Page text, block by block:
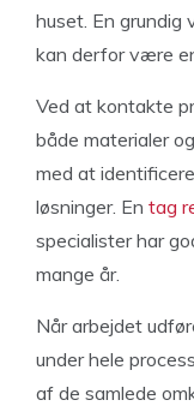
huset. En grundig
kan derfor være
Ved at kontakte
både materialer
med at
løsninger. En tag
specialister har
mange år.
Når arbejdet
under hele
af de samlede